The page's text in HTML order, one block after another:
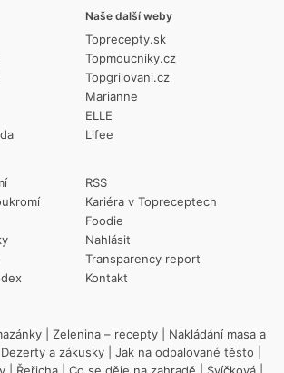
RSS
Kariéra v Topreceptech
Foodie
Nahlásit
Transparency report
Kontakt
Naše další weby
Toprecepty.sk
Topmoucniky.cz
Topgrilovani.cz
Marianne
ELLE
Lifee
Zelenina – recepty
Nakládání masa a
Dezerty a zákusky Jak na odpalované těsto